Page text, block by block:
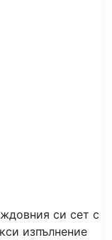
си сет с
изпълнение